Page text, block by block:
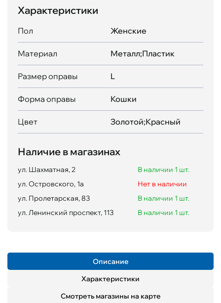
Характеристики
Пол Женские
Материал Металл;Пластик
Размер оправы L
Форма оправы Кошки
Цвет Золотой;Красный
Наличие в магазинах
ул. Шахматная, 2
В наличии 1 шт.
ул. Островского, 1а
Нет в наличии
ул. Пролетарская, 83
В наличии 1 шт.
ул. Ленинский проспект, 113
В наличии 1 шт.
Описание
Характеристики
Смотреть магазины на карте